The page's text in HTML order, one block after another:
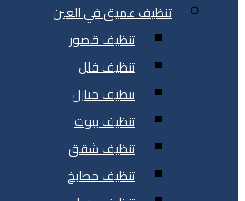
تنظيف عميق في العين
تنظيف قصور
تنظيف فلل
تنظيف منازل
تنظيف بيوت
تنظيف شقق
تنظيف مطابخ